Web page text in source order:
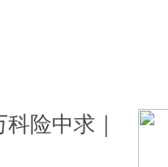
险中求｜